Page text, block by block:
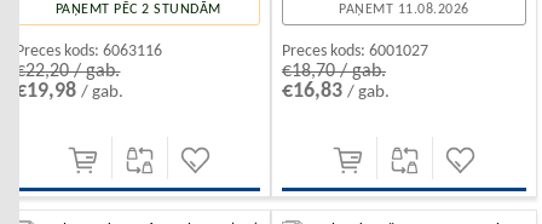
PAŅEMT PĒC 2 STUNDĀM
Preces kods: 6063116
€22,20 / gab.
€19,98/ gab.
PAŅEMT 11.08.2026
Preces kods: 6001027
€18,70 / gab.
€16,83 / gab.